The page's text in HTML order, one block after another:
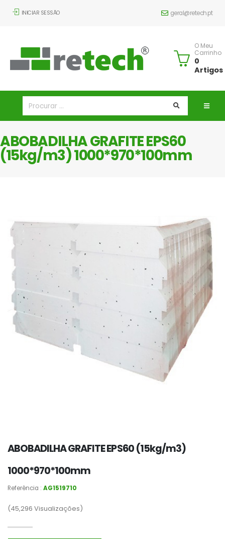
INICIAR SESSÃO geral@retech.pt
O Meu
Carrinho
0
Artigos
ABOBADILHA GRAFITE EPS60
(15kg/m3) 1000*970*100mm
ABOBADILHA GRAFITE EPS60 (15kg/m3)
1000*970*100mm
Referência : AG1519710
(45,296 Visualizações)